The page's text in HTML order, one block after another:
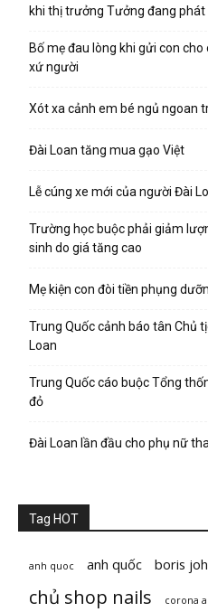
khi thị trưởng Tưởng đang phát
Bố mẹ đau lòng khi gửi con
xứ người
Xót xa cảnh em bé ngủ ngoan
Đài Loan tăng mua gạo Việt
Lễ cúng xe mới của người Đài
Trường học buộc phải giảm
sinh do giá tăng cao
Mẹ kiện con đòi tiền phụng
Trung Quốc cảnh báo tân Chủ
Loan
Trung Quốc cáo buộc Tổng
đỏ
Đài Loan lần đầu cho phụ nữ
Tag HOT
anh quoc anh quốc boris
chủ shop nails corona